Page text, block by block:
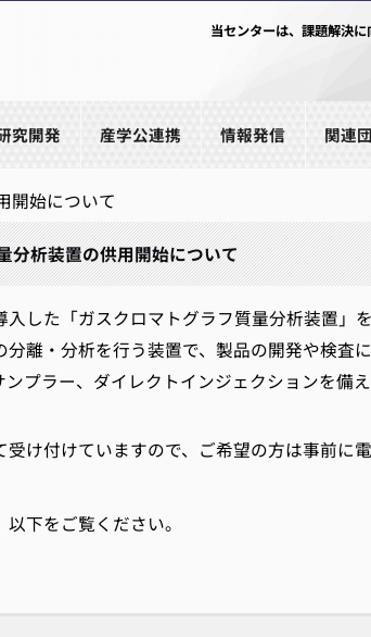
当センターは、課題解決
究開発 産学公連携 情報発信 関連
開始について
分析装置の供用開始について
した「ガスクロマトグラフ質量分析装置」
離・分析を行う装置で、製品の開発や検査
プラー、ダイレクトインジェクションを備
け付けていますので、ご希望の方は事前に
下をご覧ください。